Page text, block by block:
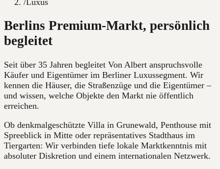
Berlins Premium-Markt, persönlich
begleitet
Seit über 35 Jahren begleitet Von Albert anspruchsvolle
Käufer und Eigentümer im Berliner Luxussegment. Wir
kennen die Häuser, die Straßenzüge und die Eigentümer –
und wissen, welche Objekte den Markt nie öffentlich
erreichen.
Ob denkmalgeschützte Villa in Grunewald, Penthouse mit
Spreeblick in Mitte oder repräsentatives Stadthaus im
Tiergarten: Wir verbinden tiefe lokale Marktkenntnis mit
absoluter Diskretion und einem internationalen Netzwerk.